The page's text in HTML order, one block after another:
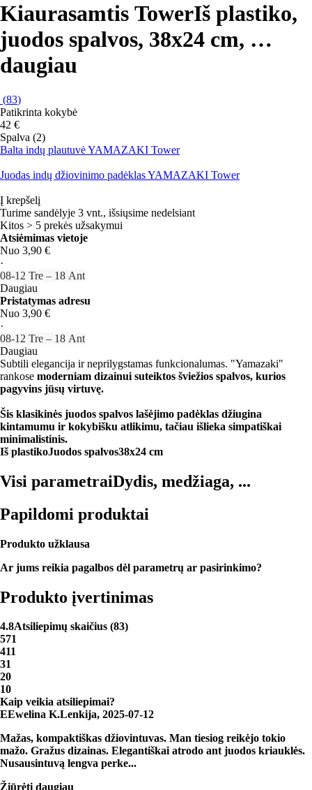
Kiaurasamtis TowerIš plastiko,
juodos spalvos, 38x24 cm, …
daugiau
(83)
Patikrinta kokybė
42 €
Spalva (2)
Balta indų plautuvė YAMAZAKI Tower
Juodas indų džiovinimo padėklas YAMAZAKI Tower
Į krepšelį
Turime sandėlyje 3 vnt., išsiųsime nedelsiant
Kitos > 5 prekės užsakymui
Atsiėmimas vietoje
Nuo 3,90 €
·
08‑12 Tre – 18 Ant
Daugiau
Pristatymas adresu
Nuo 3,90 €
·
08‑12 Tre – 18 Ant
Daugiau
Subtili elegancija ir neprilygstamas funkcionalumas. "Yamazaki"
rankose moderniam dizainui suteiktos šviežios spalvos, kurios
pagyvins jūsų virtuvę.
Šis klasikinės juodos spalvos lašėjimo padėklas džiugina
kintamumu ir kokybišku atlikimu, tačiau išlieka simpatiškai
minimalistinis.
Iš plastikoJuodos spalvos38x24 cm
Visi parametraiDydis, medžiaga, ...
Papildomi produktai
Produkto užklausa
Ar jums reikia pagalbos dėl parametrų ar pasirinkimo?
Produkto įvertinimas
4.8Atsiliepimų skaičius (83)
571
411
31
20
10
Kaip veikia atsiliepimai?
EEwelina K.Lenkija, 2025‑07‑12
Mažas, kompaktiškas džiovintuvas. Man tiesiog reikėjo tokio
mažo. Gražus dizainas. Elegantiškai atrodo ant juodos kriauklės.
Nusausintuvą lengva perke...
Žiūrėti daugiau